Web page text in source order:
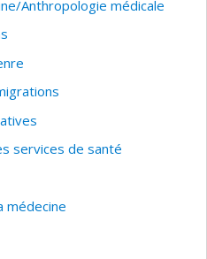
Anthropologie médicale
services de santé
médecine